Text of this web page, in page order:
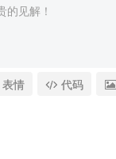
表情 代码